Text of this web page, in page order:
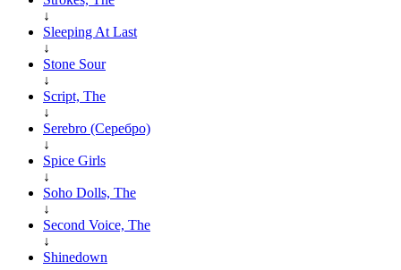
↓
Sleeping At Last
↓
Stone Sour
↓
Script, The
↓
Serebro (Серебро)
↓
Spice Girls
↓
Soho Dolls, The
↓
Second Voice, The
↓
Shinedown